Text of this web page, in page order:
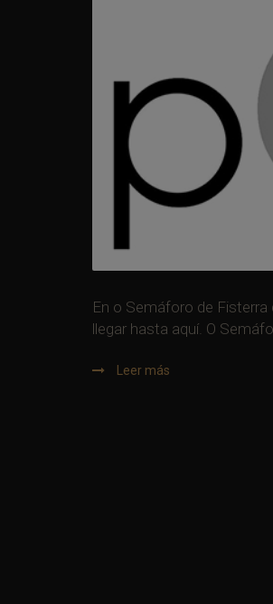
En o Semáforo de Fisterra
llegar hasta aquí. O
Leer más